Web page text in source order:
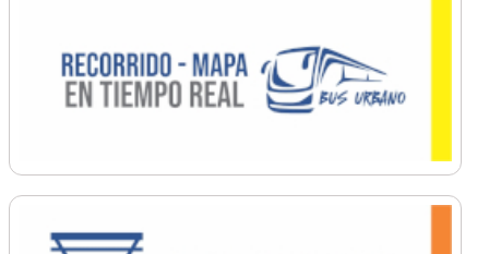
Ordenamiento
Promoción Social
Salud
Secretaría General